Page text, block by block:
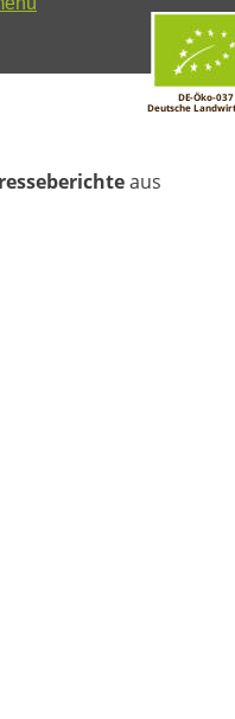
DE-Öko-037
Deutsche
aus